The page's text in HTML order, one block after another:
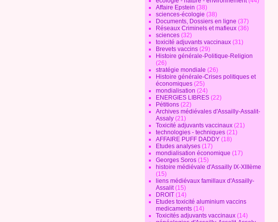
Affaire Epstein (38)
sciences-écologie (38)
Documents, Dossiers en ligne (37)
Réseaux Criminels et mafieux (36)
sciences (32)
toxicité adjuvants vaccinaux (31)
Brevets vaccins (29)
Histoire générale-Politique-Religion
(26)
stratégie mondiale (26)
Histoire générale-Crises politiques et
économiques (25)
mondialisation (24)
ENERGIES LIBRES (22)
Pétitions (22)
Archives médiévales d'Assailly-Assalit-
Assaly (21)
Toxicité adjuvants vaccinaux (21)
technologies - techniques (21)
AFFAIRE PUFF DADDY (18)
Etudes analyses (17)
mondialisation économique (17)
Georges Soros (15)
histoire médiévale d'Assailly IX-XIIIème
(15)
liens médiévaux famillaux d'Assailly-
Assalit(15)
DROIT (14)
Etudes toxicité aluminium vaccins
medicaments (14)
Toxicités adjuvants vaccinaux (14)